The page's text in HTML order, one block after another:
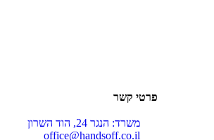
פרטי קשר
משרד: הנגר 24, הוד השרון
office@handsoff.co.il